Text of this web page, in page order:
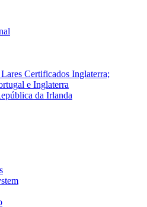
Lares Certificados Inglaterra;
e Inglaterra
da Irlanda